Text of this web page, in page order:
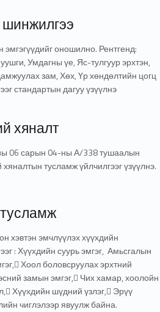
эмгэгүүдийг оношилно. Рентгенд:
Умдагны үе, Яс-тулгуур эрхтэн,
зам, Хөх, Үр хөндөлтийн цогц
стандартын дагуу үзүүлнэ
хяналт
06 сарын 04-ны А/338 тушаалын
тусламж үйлчилгээг үзүүлнэ.
хэвтэн эмчлүүлэх хүүхдийн
: Хүүхдийн суурь эмгэг, Амьсгалын
Хоол боловсруулах эрхтний
замын эмгэг, Чих хамар, хоолойн
Хүүхдийн шүдний үзлэг, Эрүү
чиглэлээр явуулж байна.